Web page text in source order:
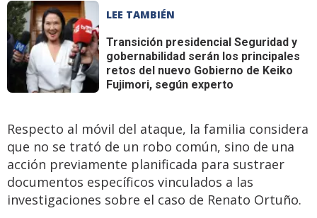
LEE TAMBIÉN
Transición presidencial Seguridad y
gobernabilidad serán los principales
retos del nuevo Gobierno de Keiko
Fujimori, según experto
Respecto al móvil del ataque, la familia considera
que no se trató de un robo común, sino de una
acción previamente planificada para sustraer
documentos específicos vinculados a las
investigaciones sobre el caso de Renato Ortuño.